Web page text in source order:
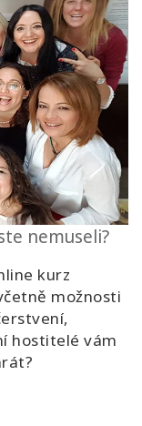
nemuseli?
kurz
možnosti
hostitelé vám